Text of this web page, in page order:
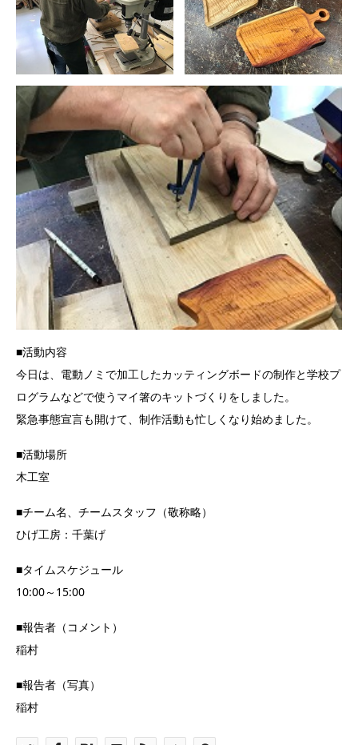
■活動内容
今日は、電動ノミで加工したカッティングボードの制作と学校プ
ログラムなどで使うマイ箸のキットづくりをしました。
緊急事態宣言も開けて、制作活動も忙しくなり始めました。
■活動場所
木工室
■チーム名、チームスタッフ（敬称略）
ひげ工房：千葉げ
■タイムスケジュール
10:00～15:00
■報告者（コメント）
稲村
■報告者（写真）
稲村